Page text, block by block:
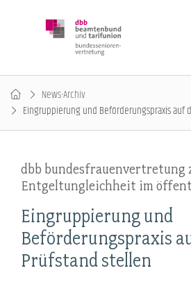
News-Archiv
Eingruppierung und Beförderungspraxis auf
dbb bundesfrauenvertretung
Entgeltungleichheit im
Eingruppierung und
Beförderungspraxis
Prüfstand stellen